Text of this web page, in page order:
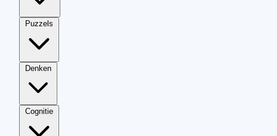
Puzzels
Denken
Cognitie